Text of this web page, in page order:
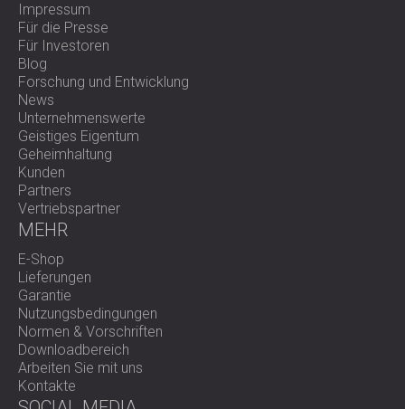
SCHALLSCHUTZ UND AKUSTIK FÜR
HALLEN
SCHALLDÄMMUNG UND
AKUSTIKLÖSUNGEN FÜR
EINZELHANDELSFLÄCHEN
SCHALLSCHUTZ UND AKUSTIK FÜR
BILDUNGSEINRICHTUNGEN
SCHALLSCHUTZ UND AKUSTIK FÜR
GESUNDHEITSEINRICHTUNGE
SCHALLSCHUTZ UND
AUDIOLOGIEBEREICH
SCHALLDÄMMUNG UND
AKUSTIKLÖSUNGEN FÜR
RECHENZENTREN
POLAND (PL)
FINLAND (FI)
USA (US)
SOUTH AFRICA (ZA)
Impressum
Für die Presse
Für Investoren
Blog
Forschung und Entwicklung
News
Unternehmenswerte
Geistiges Eigentum
Geheimhaltung
Kunden
Partners
Vertriebspartner
MEHR
E-Shop
Lieferungen
Garantie
Nutzungsbedingungen
Normen & Vorschriften
Downloadbereich
Arbeiten Sie mit uns
Kontakte